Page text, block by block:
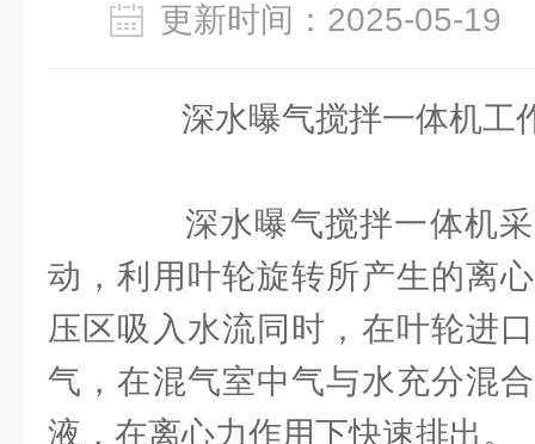
更新时间：2025-05-
深水曝气搅拌一体机工
深水曝气搅拌一体机采
动，利用叶轮旋转所产生的离
压区吸入水流同时，在叶轮进
气，在混气室中气与水充分混
液，在离心力作用下快速排出。